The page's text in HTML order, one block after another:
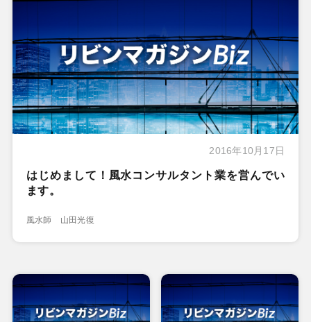
2016年10月17日
はじめまして！風水コンサルタント業を営んでい
ます。
風水師 山田光復